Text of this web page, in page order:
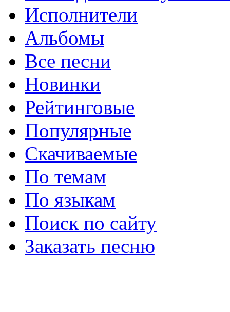
Исполнители
Альбомы
Все песни
Новинки
Рейтинговые
Популярные
Скачиваемые
По темам
По языкам
Поиск по сайту
Заказать песню